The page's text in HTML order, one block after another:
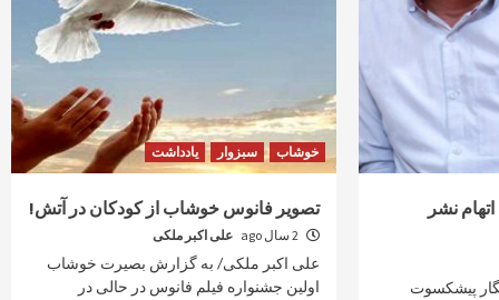
نشر
پیشکسوت
خوشاب سبزوار یادداشت
تصویر فانوس خوشاب از کودکان در آتش!
علی اکبر ملکی
علی اکبر ملکی/ به گزارش بصیرت خوشاب
اولین جشنواره فیلم فانوس در حالی در